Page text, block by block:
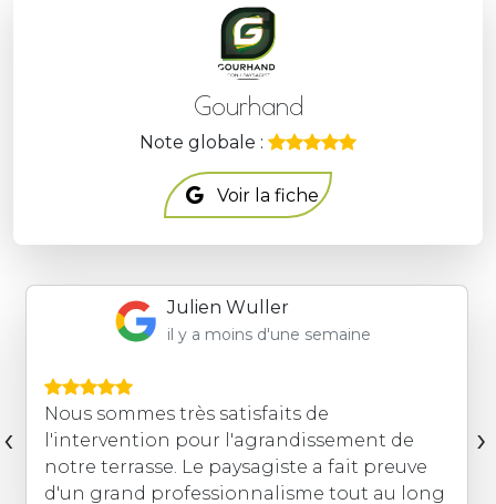
Gourhand
Note globale :
Voir la fiche
Francois Guillerm
il y a moins d'une semaine
travaux de clôture et portail motorisé avec
équipement visiophone. nous sommes
ravis par la prestation réalisée. L'ensemble
de l'équipe a particulièrement le soucis du
‹ ›